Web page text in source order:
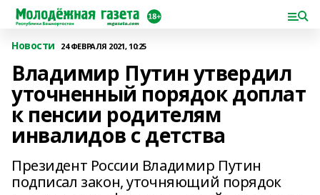
Новости 24 ФЕВРАЛЯ 2021, 10:25
Владимир Путин утвердил
уточненный порядок доплат
к пенсии родителям
инвалидов с детства
Президент России Владимир Путин
подписал закон, уточняющий порядок